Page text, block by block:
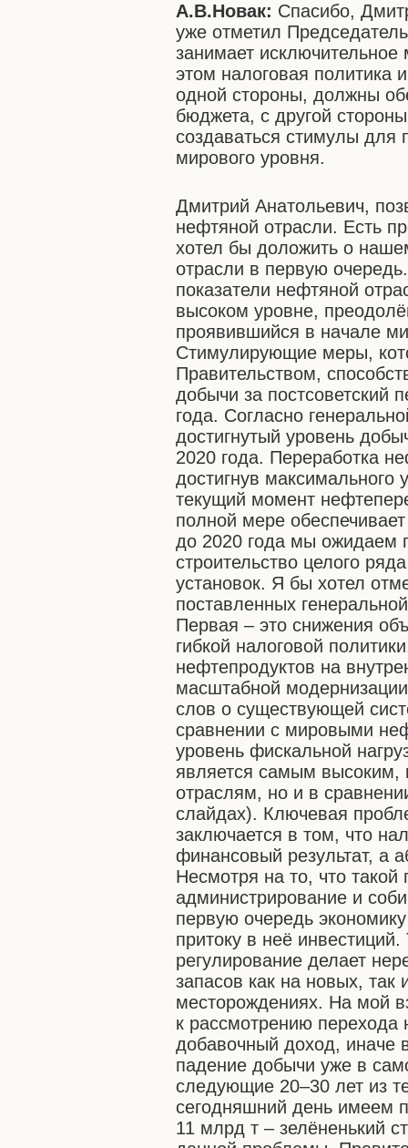
А.В.Новак: Спасибо,
уже отметил
занимает
этом налоговая политика
одной стороны, должны
бюджета, с другой
создаваться стимулы для
мирового уровня.
Дмитрий Анатольевич,
нефтяной отрасли. Есть
хотел бы доложить о
отрасли в первую
показатели нефтяной
высоком уровне,
проявившийся в начале
Стимулирующие меры,
Правительством,
добычи за постсоветский
года. Согласно
достигнутый уровень
2020 года. Переработка
достигнув
текущий момент
полной мере
до 2020 года мы ожидаем
строительство целого
установок. Я бы хотел
поставленных
Первая – это снижения
гибкой налоговой
нефтепродуктов на
масштабной
слов о существующей
сравнении с мировыми
уровень фискальной
является самым высоким,
отраслям, но и в
слайдах). Ключевая
заключается в том, что
финансовый результат, а
Несмотря на то, что
администрирование и
первую очередь
притоку в неё
регулирование делает
запасов как на новых,
месторождениях. На мой
к рассмотрению перехода
добавочный доход, иначе
падение добычи уже в
следующие 20–30 лет из
сегодняшний день имеем
11 млрд т – зелёненький